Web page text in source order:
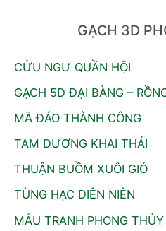
GẠCH 3D
CỬU NGƯ QUẦN HỘI
GẠCH 5D ĐẠI BÀNG –
MÃ ĐÁO THÀNH CÔNG
TAM DƯƠNG KHAI THÁI
THUẬN BUỒM XUÔI GIÓ
TÙNG HẠC DIÊN NIÊN
MẪU TRANH PHONG